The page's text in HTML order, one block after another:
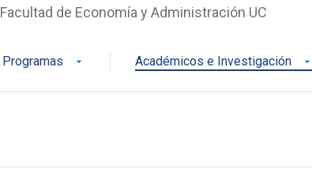
Facultad de Economía y Administración UC
Programas arrow_drop_down Académicos e Investigación arrow_drop_down